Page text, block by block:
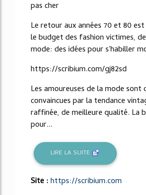
pas cher
Le retour aux années 70 et 80
le budget des fashion victimes,
mode: des idées pour s'habiller
https://scribium.com/gj82sd
Les amoureuses de la mode sont
convaincues par la tendance
raffinée, de meilleure qualité. La
pour...
LIRE LA SUITE
Site :https://scribium.com